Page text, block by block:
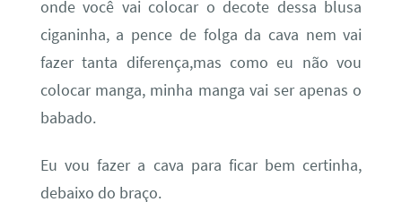
onde você vai colocar o decote dessa blusa
ciganinha, a pence de folga da cava nem vai
fazer tanta diferença,mas como eu não vou
colocar manga, minha manga vai ser apenas o
babado.
Eu vou fazer a cava para ficar bem certinha,
debaixo do braço.